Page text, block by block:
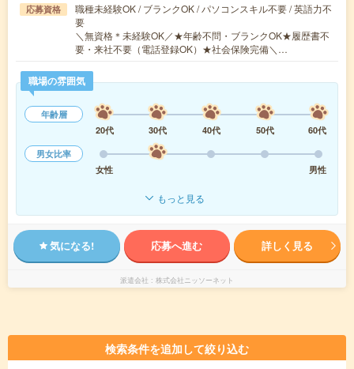
応募資格
職種未経験OK / ブランクOK / パソコンスキル不要 / 英語力不
要
＼無資格＊未経験OK／★年齢不問・ブランクOK★履歴書不
要・来社不要（電話登録OK）★社会保険完備＼…
職場の雰囲気
年齢層
20代
30代 40代 50代
60代
男女比率
女性
男性
もっと見る
気になる! 応募へ進む 詳しく見る
派遣会社 株式会社ニッソーネット
検索条件を追加して絞り込む